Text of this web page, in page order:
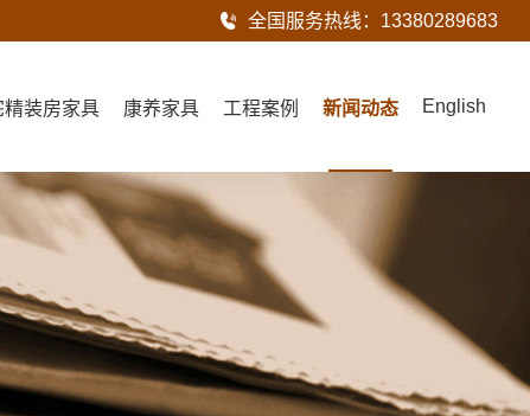
全国服务热线： 13380289683
精装房家具 康养家具 工程案例 新闻动态 English